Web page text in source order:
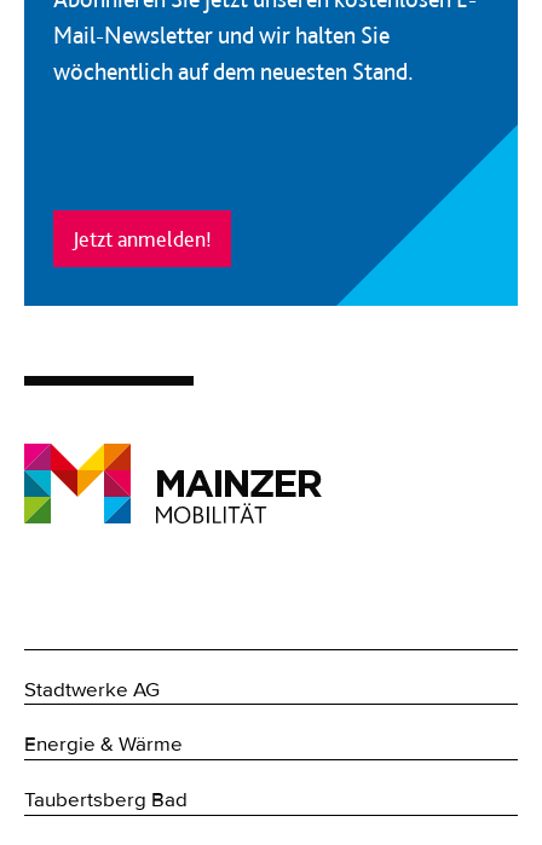
Mail-Newsletter und wir halten Sie
wöchentlich auf dem neuesten Stand.
Jetzt anmelden!
Stadtwerke AG
Energie & Wärme
Taubertsberg Bad